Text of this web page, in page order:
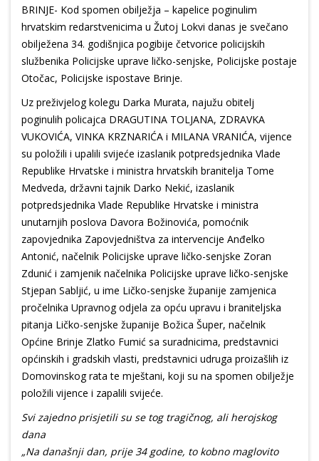
BRINJE- Kod spomen obilježja – kapelice poginulim
hrvatskim redarstvenicima u Žutoj Lokvi danas je svečano
obilježena 34. godišnjica pogibije četvorice policijskih
službenika Policijske uprave ličko-senjske, Policijske postaje
Otočac, Policijske ispostave Brinje.
Uz preživjelog kolegu Darka Murata, najužu obitelj
poginulih policajca DRAGUTINA TOLJANA, ZDRAVKA
VUKOVIĆA, VINKA KRZNARIĆA i MILANA VRANIĆA, vijence
su položili i upalili svijeće izaslanik potpredsjednika Vlade
Republike Hrvatske i ministra hrvatskih branitelja Tome
Medveda, državni tajnik Darko Nekić, izaslanik
potpredsjednika Vlade Republike Hrvatske i ministra
unutarnjih poslova Davora Božinovića, pomoćnik
zapovjednika Zapovjedništva za intervencije Anđelko
Antonić, načelnik Policijske uprave ličko-senjske Zoran
Zdunić i zamjenik načelnika Policijske uprave ličko-senjske
Stjepan Sabljić, u ime Ličko-senjske županije zamjenica
pročelnika Upravnog odjela za opću upravu i braniteljska
pitanja Ličko-senjske županije Božica Šuper, načelnik
Općine Brinje Zlatko Fumić sa suradnicima, predstavnici
općinskih i gradskih vlasti, predstavnici udruga proizašlih iz
Domovinskog rata te mještani, koji su na spomen obilježje
položili vijence i zapalili svijeće.
Svi zajedno prisjetili su se tog tragičnog, ali herojskog
dana
„Na današnji dan, prije 34 godine, to kobno maglovito